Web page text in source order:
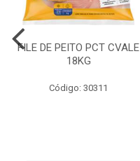
FILE DE PEITO PCT CVALE
18KG
Código: 30311